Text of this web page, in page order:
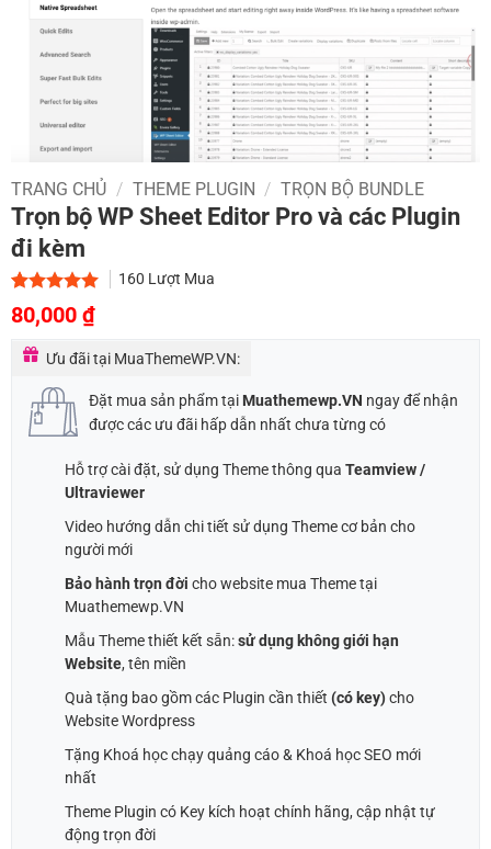
TRANG CHỦ / THEME PLUGIN / TRỌN BỘ BUNDLE
Trọn bộ WP Sheet Editor Pro và các Plugin
đi kèm
5.00 trên 5
dựa trên
1
160 Lượt Mua
Giá
gốc
là:
600,000 ₫.
80,000 ₫Giá
tại
là:
80,000 ₫.
Ưu đãi tại MuaThemeWP.VN:
Đặt mua sản phẩm tại Muathemewp.VN ngay để nhận
được các ưu đãi hấp dẫn nhất chưa từng có
Hỗ trợ cài đặt, sử dụng Theme thông qua Teamview /
Ultraviewer
Video hướng dẫn chi tiết sử dụng Theme cơ bản cho
người mới
Bảo hành trọn đời cho website mua Theme tại
Muathemewp.VN
Mẫu Theme thiết kết sẵn:sử dụng không giới hạn
Website, tên miền
Quà tặng bao gồm các Plugin cần thiết (có key)cho
Website Wordpress
Tặng Khoá học chạy quảng cáo & Khoá học SEO mới
nhất
Theme Plugin có Key kích hoạt chính hãng, cập nhật tự
động trọn đời